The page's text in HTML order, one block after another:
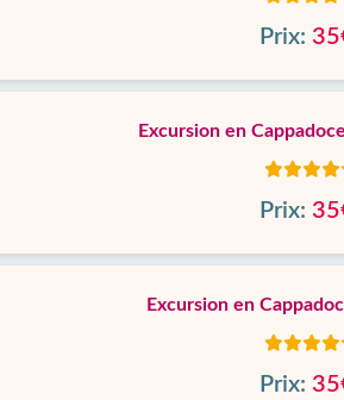
Prix:
Excursion en
Prix:
Excursion en
Prix: